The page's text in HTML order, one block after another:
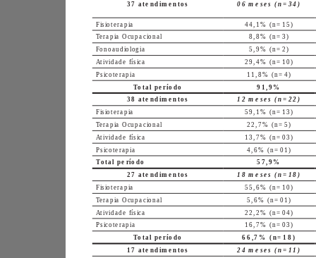
37 atendimentos 06 meses (n=34)
Fisioterapia
44,1% (n=15)
Terapia Ocupacional
8,8% (n=3)
Fonoaudiologia
5,9% (n=2)
Atividade física
29,4% (n=10)
Psicoterapia
11,8% (n=4)
Total período
91,9%
38 atendimentos
12 meses (n=22)
Fisioterapia
59,1% (n=13)
Terapia Ocupacional
22,7% (n=5)
Atividade física
13,7% (n=03)
Psicoterapia
4,6% (n=01)
Total período
57,9%
27 atendimentos
18 meses (n=18)
Fisioterapia
55,6% (n=10)
Terapia Ocupacional
5,6% (n=01)
Atividade física
22,2% (n=04)
Psicoterapia 16,7% (n=03)
Total período
66,7% (n=18)
17 atendimentos
24 meses (n=11)